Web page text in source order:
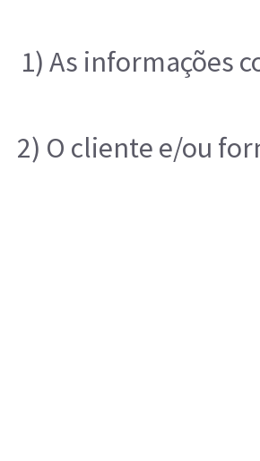
1) As informações
2) O cliente e/ou